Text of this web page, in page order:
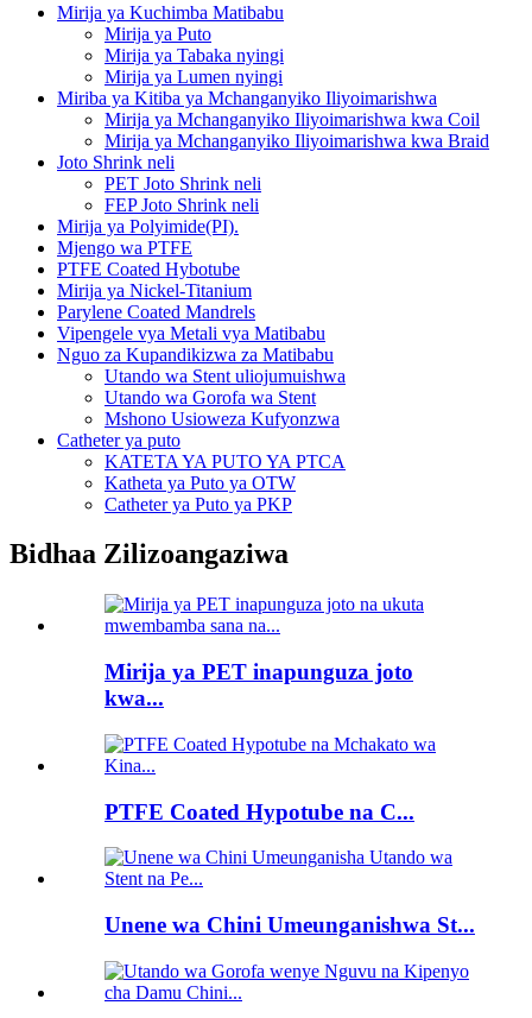
Mirija ya Kuchimba Matibabu
Mirija ya Puto
Mirija ya Tabaka nyingi
Mirija ya Lumen nyingi
Miriba ya Kitiba ya Mchanganyiko Iliyoimarishwa
Mirija ya Mchanganyiko Iliyoimarishwa kwa Coil
Mirija ya Mchanganyiko Iliyoimarishwa kwa Braid
Joto Shrink neli
PET Joto Shrink neli
FEP Joto Shrink neli
Mirija ya Polyimide(PI).
Mjengo wa PTFE
PTFE Coated Hybotube
Mirija ya Nickel-Titanium
Parylene Coated Mandrels
Vipengele vya Metali vya Matibabu
Nguo za Kupandikizwa za Matibabu
Utando wa Stent uliojumuishwa
Utando wa Gorofa wa Stent
Mshono Usioweza Kufyonzwa
Catheter ya puto
KATETA YA PUTO YA PTCA
Katheta ya Puto ya OTW
Catheter ya Puto ya PKP
Bidhaa Zilizoangaziwa
Mirija ya PET inapunguza joto
kwa...
PTFE Coated Hypotube na C...
Unene wa Chini Umeunganishwa St...